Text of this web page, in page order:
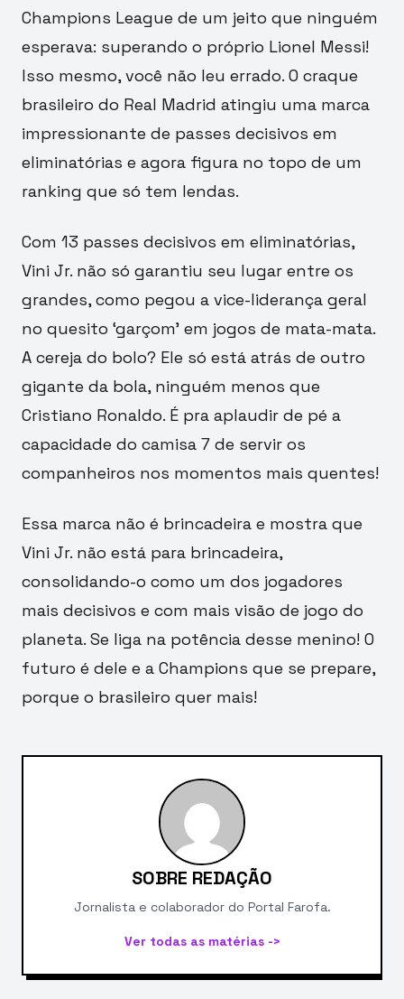
Champions League de um jeito que ninguém
esperava: superando o próprio Lionel Messi!
Isso mesmo, você não leu errado. O craque
brasileiro do Real Madrid atingiu uma marca
impressionante de passes decisivos em
eliminatórias e agora figura no topo de um
ranking que só tem lendas.
Com 13 passes decisivos em eliminatórias,
Vini Jr. não só garantiu seu lugar entre os
grandes, como pegou a vice-liderança geral
no quesito ‘garçom’ em jogos de mata-mata.
A cereja do bolo? Ele só está atrás de outro
gigante da bola, ninguém menos que
Cristiano Ronaldo. É pra aplaudir de pé a
capacidade do camisa 7 de servir os
companheiros nos momentos mais quentes!
Essa marca não é brincadeira e mostra que
Vini Jr. não está para brincadeira,
consolidando-o como um dos jogadores
mais decisivos e com mais visão de jogo do
planeta. Se liga na potência desse menino! O
futuro é dele e a Champions que se prepare,
porque o brasileiro quer mais!
SOBRE REDAÇÃO
Jornalista e colaborador do Portal Farofa.
Ver todas as matérias ->